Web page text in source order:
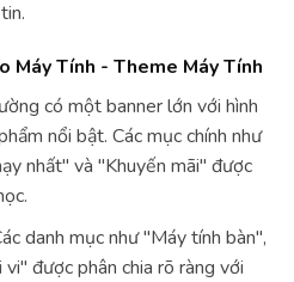
Máy Tính - Theme Máy Tính
có một banner lớn với hình
nổi bật. Các mục chính như
nhất" và "Khuyến mãi" được
danh mục như "Máy tính bàn",
được phân chia rõ ràng với